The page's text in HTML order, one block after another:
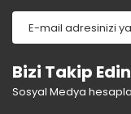
Bizi Takip Edin
Sosyal Medya